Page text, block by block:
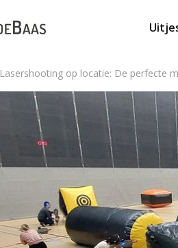
Lasershooting op locatie: De perfecte